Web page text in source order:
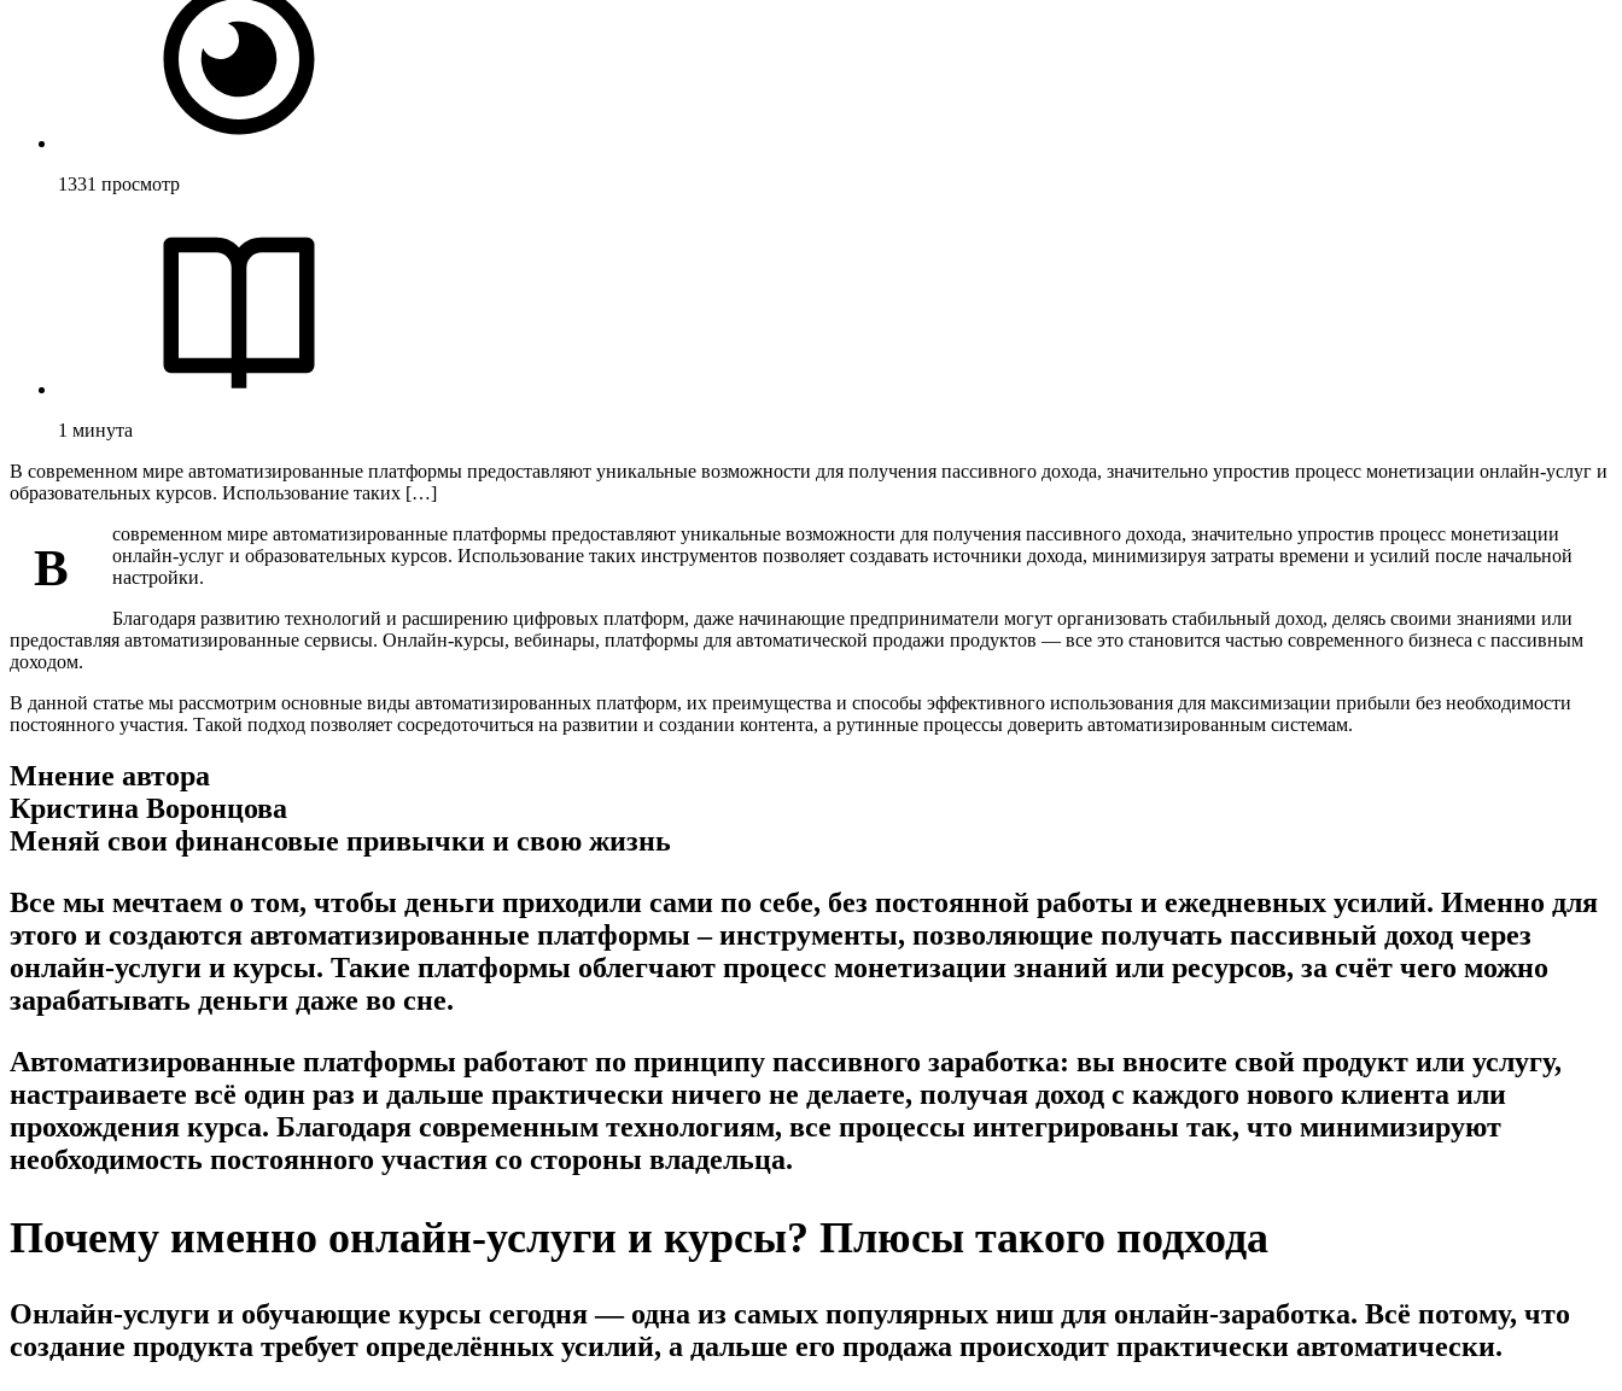
1331 просмотр
1 минута
В современном мире автоматизированные платформы предоставляют уникальные возможности для получения пассивного дохода, значительно упростив процесс монетизации онлайн-услуг и
образовательных курсов. Использование таких […]
В
современном мире автоматизированные платформы предоставляют уникальные возможности для получения пассивного дохода, значительно упростив процесс монетизации
онлайн-услуг и образовательных курсов. Использование таких инструментов позволяет создавать источники дохода, минимизируя затраты времени и усилий после начальной
настройки.
Благодаря развитию технологий и расширению цифровых платформ, даже начинающие предприниматели могут организовать стабильный доход, делясь своими знаниями или
предоставляя автоматизированные сервисы. Онлайн-курсы, вебинары, платформы для автоматической продажи продуктов — все это становится частью современного бизнеса с пассивным
доходом.
В данной статье мы рассмотрим основные виды автоматизированных платформ, их преимущества и способы эффективного использования для максимизации прибыли без необходимости
постоянного участия. Такой подход позволяет сосредоточиться на развитии и создании контента, а рутинные процессы доверить автоматизированным системам.
Мнение автора
Кристина Воронцова
Меняй свои финансовые привычки и свою жизнь
Все мы мечтаем о том, чтобы деньги приходили сами по себе, без постоянной работы и ежедневных усилий. Именно для
этого и создаются автоматизированные платформы – инструменты, позволяющие получать пассивный доход через
онлайн-услуги и курсы. Такие платформы облегчают процесс монетизации знаний или ресурсов, за счёт чего можно
зарабатывать деньги даже во сне.
Автоматизированные платформы работают по принципу пассивного заработка: вы вносите свой продукт или услугу,
настраиваете всё один раз и дальше практически ничего не делаете, получая доход с каждого нового клиента или
прохождения курса. Благодаря современным технологиям, все процессы интегрированы так, что минимизируют
необходимость постоянного участия со стороны владельца.
Почему именно онлайн-услуги и курсы? Плюсы такого подхода
Онлайн-услуги и обучающие курсы сегодня — одна из самых популярных ниш для онлайн-заработка. Всё потому, что
создание продукта требует определённых усилий, а дальше его продажа происходит практически автоматически.